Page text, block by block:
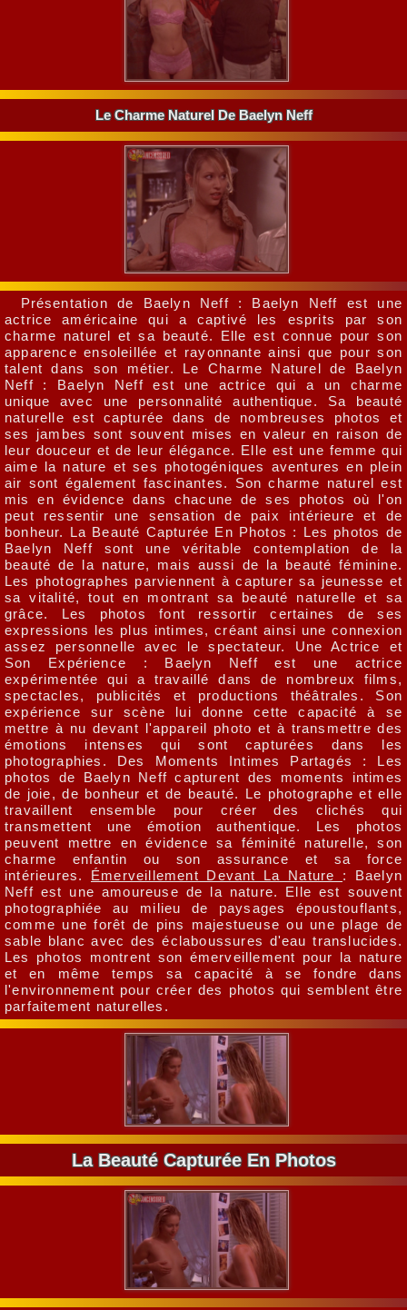
Le Charme Naturel De Baelyn Neff
Présentation de Baelyn Neff : Baelyn Neff est une
actrice américaine qui a captivé les esprits par son
charme naturel et sa beauté. Elle est connue pour son
apparence ensoleillée et rayonnante ainsi que pour son
talent dans son métier. Le Charme Naturel de Baelyn
Neff : Baelyn Neff est une actrice qui a un charme
unique avec une personnalité authentique. Sa beauté
naturelle est capturée dans de nombreuses photos et
ses jambes sont souvent mises en valeur en raison de
leur douceur et de leur élégance. Elle est une femme qui
aime la nature et ses photogéniques aventures en plein
air sont également fascinantes. Son charme naturel est
mis en évidence dans chacune de ses photos où l'on
peut ressentir une sensation de paix intérieure et de
bonheur. La Beauté Capturée En Photos : Les photos de
Baelyn Neff sont une véritable contemplation de la
beauté de la nature, mais aussi de la beauté féminine.
Les photographes parviennent à capturer sa jeunesse et
sa vitalité, tout en montrant sa beauté naturelle et sa
grâce. Les photos font ressortir certaines de ses
expressions les plus intimes, créant ainsi une connexion
assez personnelle avec le spectateur. Une Actrice et
Son Expérience : Baelyn Neff est une actrice
expérimentée qui a travaillé dans de nombreux films,
spectacles, publicités et productions théâtrales. Son
expérience sur scène lui donne cette capacité à se
mettre à nu devant l'appareil photo et à transmettre des
émotions intenses qui sont capturées dans les
photographies. Des Moments Intimes Partagés : Les
photos de Baelyn Neff capturent des moments intimes
de joie, de bonheur et de beauté. Le photographe et elle
travaillent ensemble pour créer des clichés qui
transmettent une émotion authentique. Les photos
peuvent mettre en évidence sa féminité naturelle, son
charme enfantin ou son assurance et sa force
intérieures. Émerveillement Devant La Nature : Baelyn
Neff est une amoureuse de la nature. Elle est souvent
photographiée au milieu de paysages époustouflants,
comme une forêt de pins majestueuse ou une plage de
sable blanc avec des éclaboussures d'eau translucides.
Les photos montrent son émerveillement pour la nature
et en même temps sa capacité à se fondre dans
l'environnement pour créer des photos qui semblent être
parfaitement naturelles.
La Beauté Capturée En Photos